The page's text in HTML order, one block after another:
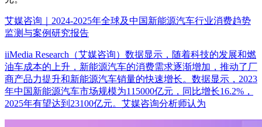
艾媒咨询｜2024-2025年全球及中国新能源汽车行业消费趋势
监测与案例研究报告
iiMedia Research（艾媒咨询）数据显示，随着科技的发展和燃
油车成本的上升，新能源汽车的消费需求逐渐增加，推动了厂
商产品力提升和新能源汽车销量的快速增长。数据显示，2023
年中国新能源汽车市场规模为115000亿元，同比增长16.2%，
2025年有望达到23100亿元。艾媒咨询分析师认为